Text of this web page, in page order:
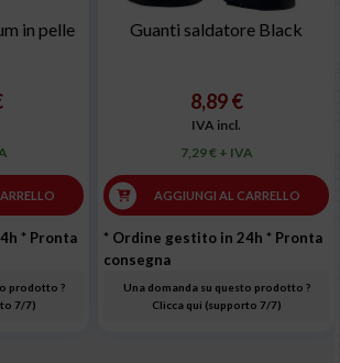
in pelle
* Pronta
prodotto ?
7/7)
Guanti saldatore Black
8,89 €
IVA incl.
7,29 € + IVA
AGGIUNGI AL CARRELLO
* Ordine gestito in 24h * Pronta
consegna
Una domanda su questo prodotto ?
Clicca qui (supporto 7/7)